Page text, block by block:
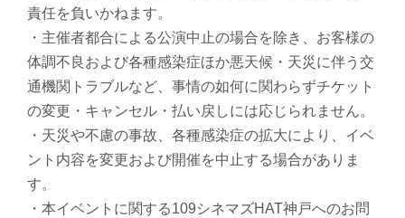
責任を負いかねます。
・主催者都合による公演中止の場合を除き、お客様の
体調不良および各種感染症ほか悪天候・天災に伴う交
通機関トラブルなど、事情の如何に関わらずチケット
の変更・キャンセル・払い戻しには応じられません。
・天災や不慮の事故、各種感染症の拡大により、イベ
ント内容を変更および開催を中止する場合がありま
す。
・本イベントに関する109シネマズHAT神戸へのお問